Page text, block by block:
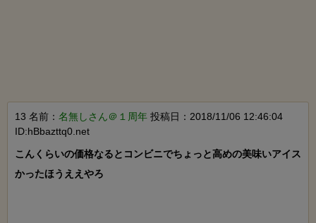
13 名前： 名無しさん＠１周年 投稿日：2018/11/06 12:46:04
ID:hBbazttq0.net
こんくらいの価格なるとコンビニでちょっと高めの美味いアイス
かったほうええやろ